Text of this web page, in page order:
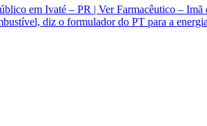
em Ivaté – PR | Ver Farmacêutico –
diz o formulador do PT para a